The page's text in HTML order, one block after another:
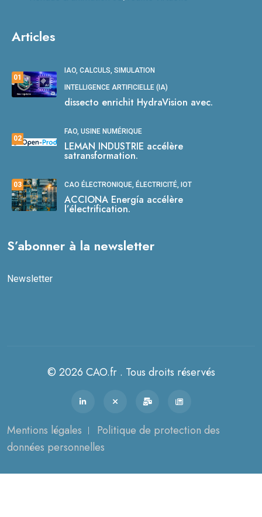
Articles
01
IAO, CALCULS, SIMULATION
INTELLIGENCE ARTIFICIELLE (IA)
dissecto enrichit HydraVision avec.
02
FAO, USINE NUMÉRIQUE
LEMAN INDUSTRIE accélère
satransformation.
03 CAO ÉLECTRONIQUE, ÉLECTRICITÉ, IOT
ACCIONA Energía accélère
l’électrification.
S’abonner à la newsletter
Newsletter
© 2026 CAO.fr . Tous droits réservés
Mentions légales
Politique de protection des
données personnelles